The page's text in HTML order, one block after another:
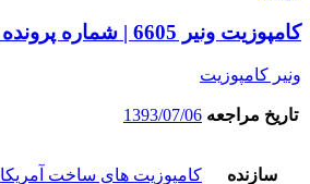
کامپوزیت ونیر 6605 | شماره پرونده : 6605
ونیر کامپوزیت
تاریخ مراجعه 1393/07/06
سازنده کامپوزیت های ساخت آمریکا